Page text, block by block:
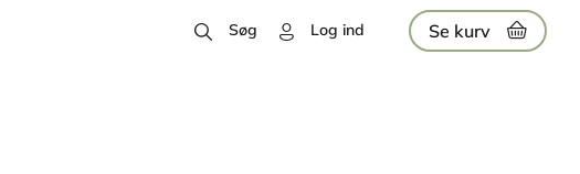
Søg Log ind Se kurv